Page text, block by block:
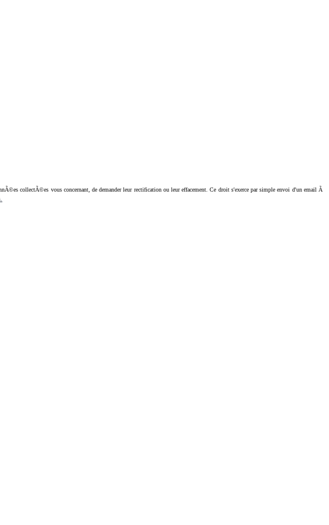
collectÃ©es vous concernant, de demander leur rectification ou leur effacement. Ce droit s'exerce par simple envoi d'un email Ã